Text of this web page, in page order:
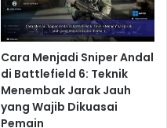
Cara Menjadi Sniper Andal
di Battlefield 6: Teknik
Menembak Jarak Jauh
yang Wajib Dikuasai
Pemain